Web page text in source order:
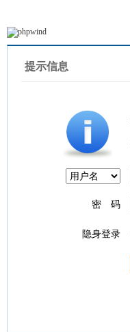
提示信息
密 码
隐身登录